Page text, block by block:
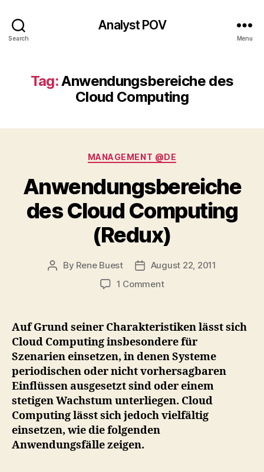
Search
Analyst POV
Menu
Tag:Anwendungsbereiche des
Cloud Computing
Categories
MANAGEMENT @DE
Anwendungsbereiche
des Cloud Computing
(Redux)
Post
By Rene Buest
PostAugust 22, 2011
1 Commenton
Cloud
Computing
(Redux)
Auf Grund seiner Charakteristiken lässt sich
Cloud Computing insbesondere für
Szenarien einsetzen, in denen Systeme
periodischen oder nicht vorhersagbaren
Einflüssen ausgesetzt sind oder einem
stetigen Wachstum unterliegen. Cloud
Computing lässt sich jedoch vielfältig
einsetzen, wie die folgenden
Anwendungsfälle zeigen.